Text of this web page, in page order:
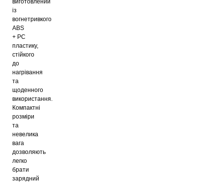
із
вогнетривкого
ABS
+ PC
пластику,
стійкого
до
нагрівання
та
щоденного
використання.
Компактні
розміри
та
невелика
вага
дозволяють
легко
брати
зарядний